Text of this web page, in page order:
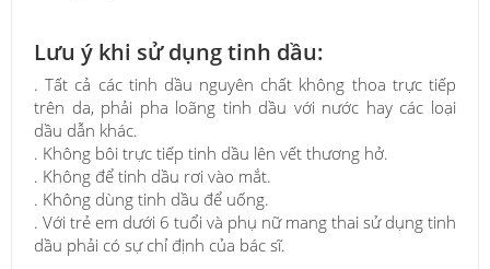
Lưu ý khi sử dụng tinh dầu:
. Tất cả các tinh dầu nguyên chất không thoa trực tiếp
trên da, phải pha loãng tinh dầu với nước hay các loại
dầu dẫn khác.
. Không bôi trực tiếp tinh dầu lên vết thương hở.
. Không để tinh dầu rơi vào mắt.
. Không dùng tinh dầu để uống.
. Với trẻ em dưới 6 tuổi và phụ nữ mang thai sử dụng tinh
dầu phải có sự chỉ định của bác sĩ.